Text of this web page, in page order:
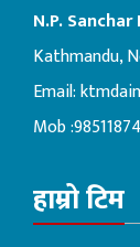
N.P.
Kathmandu,
Email:
Mob
हाम्रो टिम